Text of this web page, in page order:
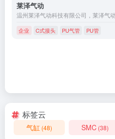
莱泽气动
企业 C式接头 PU气管 PU管
标签云
气缸 (48) SMC (38)